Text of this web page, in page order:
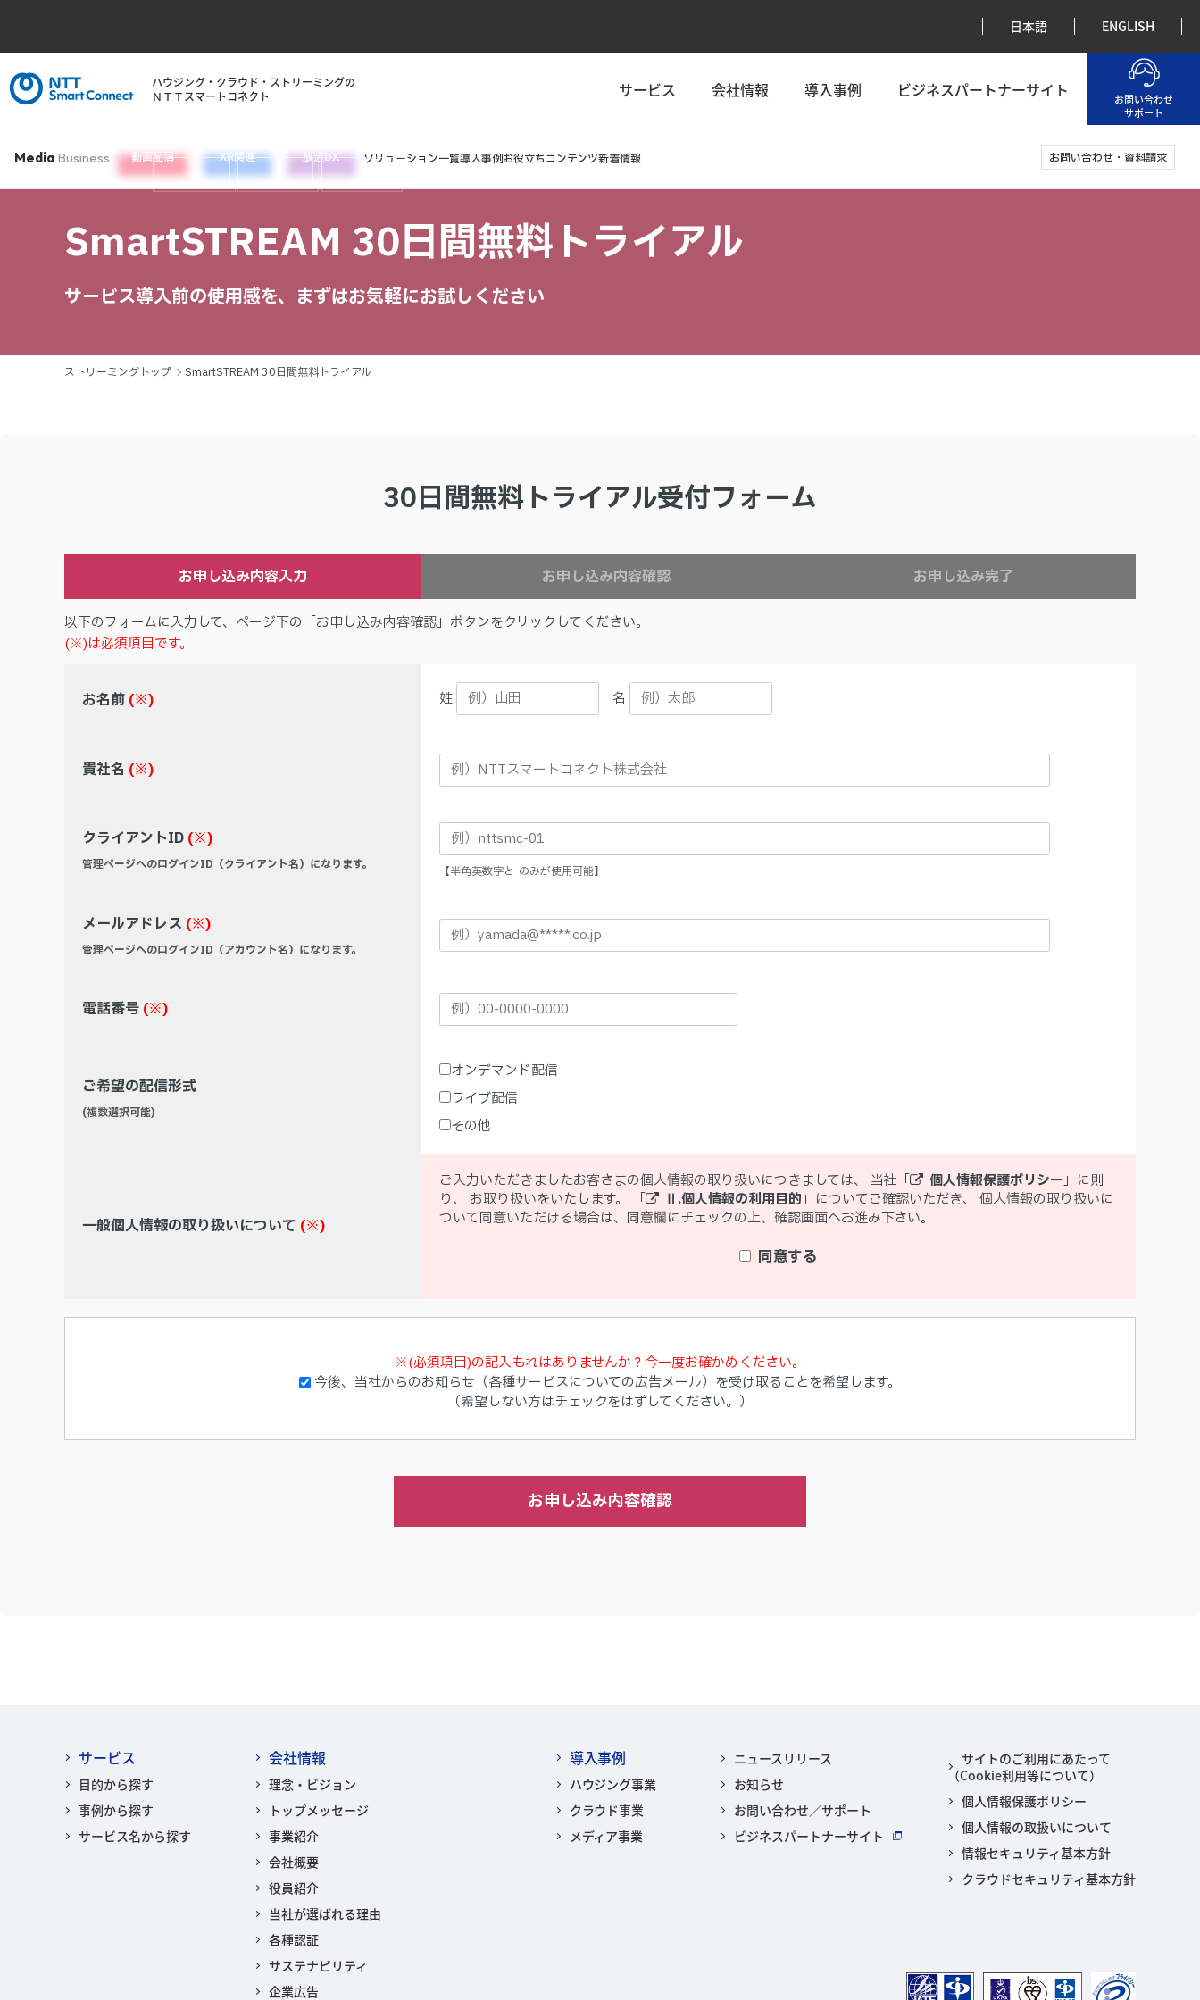
日本語 ENGLISH
ハウジング・クラウド・ストリーミングの
ＮＴＴスマートコネクト
サービス 会社情報 導入事例 ビジネスパートナーサイト
お問い合わせ
サポート
MediaBusiness 動画配信 XR関連 放送DX ソリューション一覧導入事例お役立ちコンテンツ新着情報 お問い合わせ・資料請求
SmartSTREAM 30日間無料トライアル
サービス導入前の使用感を、まずはお気軽にお試しください
ストリーミングトップ SmartSTREAM 30日間無料トライアル
30日間無料トライアル受付フォーム
お申し込み内容入力 お申し込み内容確認 お申し込み完了
以下のフォームに入力して、ページ下の「お申し込み内容確認」ボタンをクリックしてください。
(※)は必須項目です。
お名前 (※) 姓 名
貴社名 (※)
クライアントID (※)
管理ページへのログインID（クライアント名）になります。 【半角英数字と-のみが使用可能】
メールアドレス (※)
管理ページへのログインID（アカウント名）になります。
電話番号 (※)
ご希望の配信形式
(複数選択可能)
オンデマンド配信
ライブ配信
その他
一般個人情報の取り扱いについて (※)
ご入力いただきましたお客さまの個人情報の取り扱いにつきましては、 当社「 個人情報保護ポリシー」に則
り、 お取り扱いをいたします。 「
Ⅱ.個人情報の利用目的」についてご確認いただき、 個人情報の取り扱いに
ついて同意いただける場合は、同意欄にチェックの上、確認画面へお進み下さい。
同意する
※(必須項目)の記入もれはありませんか？今一度お確かめください。
今後、当社からのお知らせ（各種サービスについての広告メール）を受け取ることを希望します。
（希望しない方はチェックをはずしてください。）
サービス
目的から探す
事例から探す
サービス名から探す
会社情報
理念・ビジョン
トップメッセージ
事業紹介
会社概要
役員紹介
当社が選ばれる理由
各種認証
サステナビリティ
企業広告
導入事例
ハウジング事業
クラウド事業
メディア事業
ニュースリリース
お知らせ
お問い合わせ／サポート
ビジネスパートナーサイト
サイトのご利用にあたって
（Cookie利用等について）
個人情報保護ポリシー
個人情報の取扱いについて
情報セキュリティ基本方針
クラウドセキュリティ基本方針